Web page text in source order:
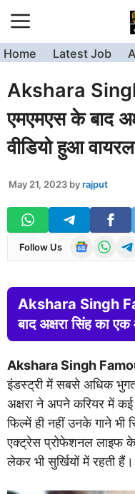
to
content
Home Latest Job
Akshara
एमएमएस के बाद
वीडियो हुआ
May 21, 2023 byrajput
Follow Us
Akshara Singh
बाद अक्षरा सिंह का
Akshara Singh
इंडस्ट्री में सबसे अधिक
अक्षरा ने अपने करियर में कई
फिल्में ही नहीं उनके गाने भी
एक्ट्रेस प्रोफेशनल लाइफ
लेकर भी सुर्खियों में रहती हैं।